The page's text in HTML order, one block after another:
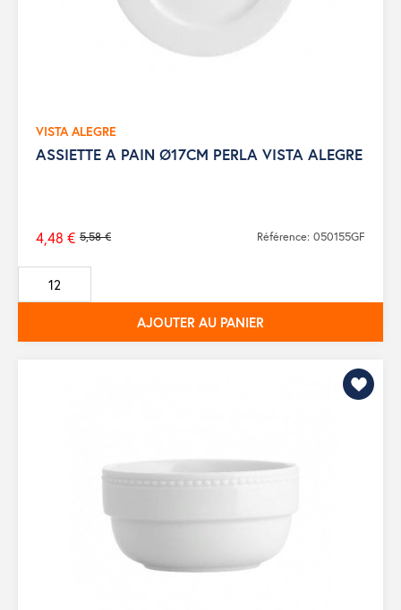
VISTA ALEGRE
ASSIETTE A PAIN Ø17CM PERLA VISTA ALEGRE
Prix
de
base
5,58 €
4,48 € Référence: 050155GF
AJOUTER AU PANIER